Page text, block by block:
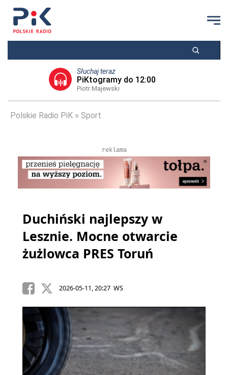
Słuchaj teraz
PiKtogramy do 12:00
Piotr Majewski
Polskie Radio PiK Sport
reklama
Duchiński najlepszy w
Lesznie. Mocne otwarcie
żużlowca PRES Toruń
2026-05-11, 20:27 WS